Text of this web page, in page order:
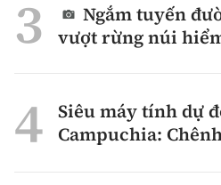
Ngắm tuyến
vượt rừng núi
Siêu máy tính dự
Campuchia: